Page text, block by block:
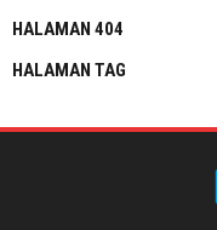
HALAMAN 404
HALAMAN TAG